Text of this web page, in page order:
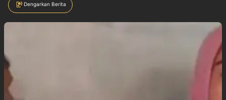
Dengarkan Berita